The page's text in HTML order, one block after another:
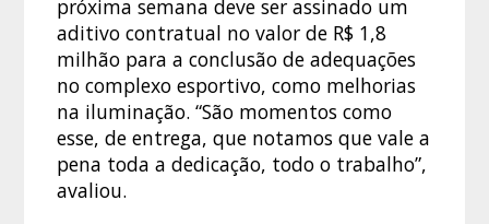
próxima semana deve ser assinado um
aditivo contratual no valor de R$ 1,8
milhão para a conclusão de adequações
no complexo esportivo, como melhorias
na iluminação. “São momentos como
esse, de entrega, que notamos que vale a
pena toda a dedicação, todo o trabalho”,
avaliou.